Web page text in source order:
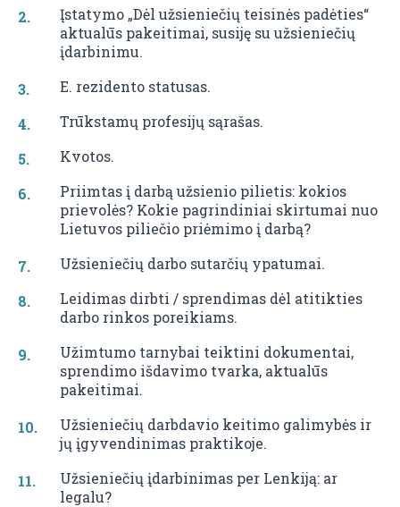
Įstatymo „Dėl užsieniečių teisinės padėties“
aktualūs pakeitimai, susiję su užsieniečių
įdarbinimu.
E. rezidento statusas.
Trūkstamų profesijų sąrašas.
Kvotos.
Priimtas į darbą užsienio pilietis: kokios
prievolės? Kokie pagrindiniai skirtumai nuo
Lietuvos piliečio priėmimo į darbą?
Užsieniečių darbo sutarčių ypatumai.
Leidimas dirbti / sprendimas dėl atitikties
darbo rinkos poreikiams.
Užimtumo tarnybai teiktini dokumentai,
sprendimo išdavimo tvarka, aktualūs
pakeitimai.
Užsieniečių darbdavio keitimo galimybės ir
jų įgyvendinimas praktikoje.
Užsieniečių įdarbinimas per Lenkiją: ar
legalu?